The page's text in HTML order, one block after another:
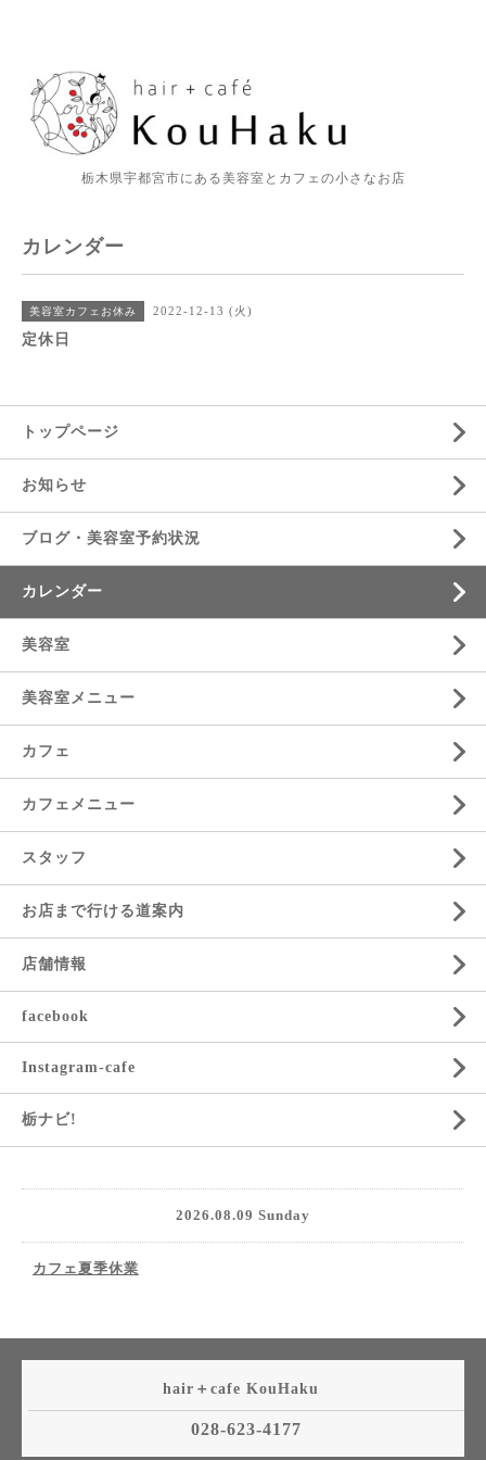
栃木県宇都宮市にある美容室とカフェの小さなお店
カレンダー
美容室カフェお休み 2022-12-13 (火)
定休日
トップページ
お知らせ
ブログ・美容室予約状況
カレンダー
美容室
美容室メニュー
カフェ
カフェメニュー
スタッフ
お店まで行ける道案内
店舗情報
facebook
Instagram-cafe
栃ナビ!
2026.08.09 Sunday
カフェ夏季休業
hair＋cafe KouHaku
028-623-4177